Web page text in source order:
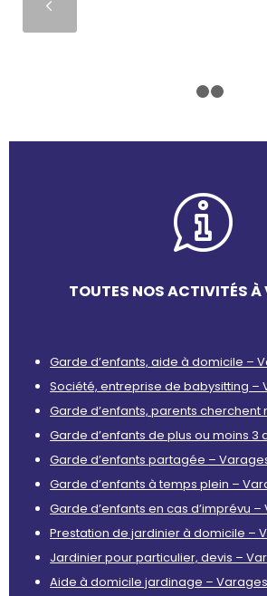
TOUTES NOS ACTIVITÉS À
Garde d’enfants, aide à domicile –
Société, entreprise de babysitting –
Garde d’enfants, parents cherchent
Garde d’enfants de plus ou moins 3
Garde d’enfants partagée –
Garde d’enfants à temps plein –
Garde d’enfants en cas d’imprévu –
Prestation de jardinier à domicile –
Jardinier pour particulier, devis –
Aide à domicile jardinage – Varages